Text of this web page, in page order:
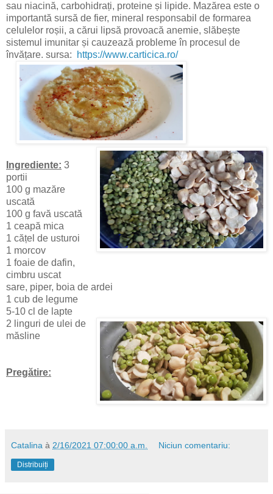
sau niacină, carbohidrați, proteine și lipide. Mazărea este o
importantă sursă de fier, mineral responsabil de formarea
celulelor roșii, a cărui lipsă provoacă anemie, slăbește
sistemul imunitar și cauzează probleme în procesul de
învățare. sursa:
https://www.carticica.ro/
Ingrediente: 3
portii
100 g mazăre
uscată
100 g favă uscată
1 ceapă mica
1 cățel de usturoi
1 morcov
1 foaie de dafin,
cimbru uscat
sare, piper, boia de ardei
1 cub de legume
5-10 cl de lapte
2 linguri de ulei de
măsline
Pregătire:
Catalina à 2/16/2021 07:00:00 a.m. Niciun comentariu:
Distribuiți